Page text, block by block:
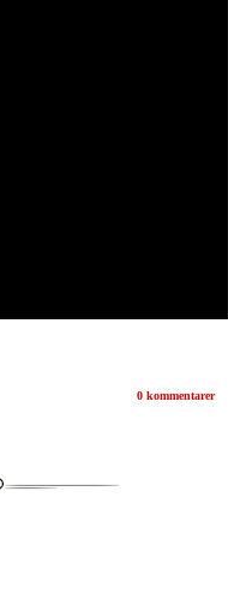
0 kommentarer